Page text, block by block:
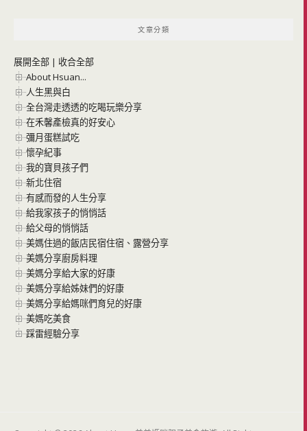
文章分類
展開全部 | 收合全部
About Hsuan...
人生黑與白
全台灣走透透的吃喝玩樂分享
在禾馨產檢真的好安心
彌月蛋糕試吃
懷孕紀事
我的寶貝孩子們
新北住宿
有感而發的人生分享
給我家孩子的悄悄話
給父母的悄悄話
美媽住過的飯店民宿住宿、露營分享
美媽分享廚房料理
美媽分享給大家的好康
美媽分享給姊妹們的好康
美媽分享給媽咪們育兒的好康
美媽吃美食
踩雷經驗分享